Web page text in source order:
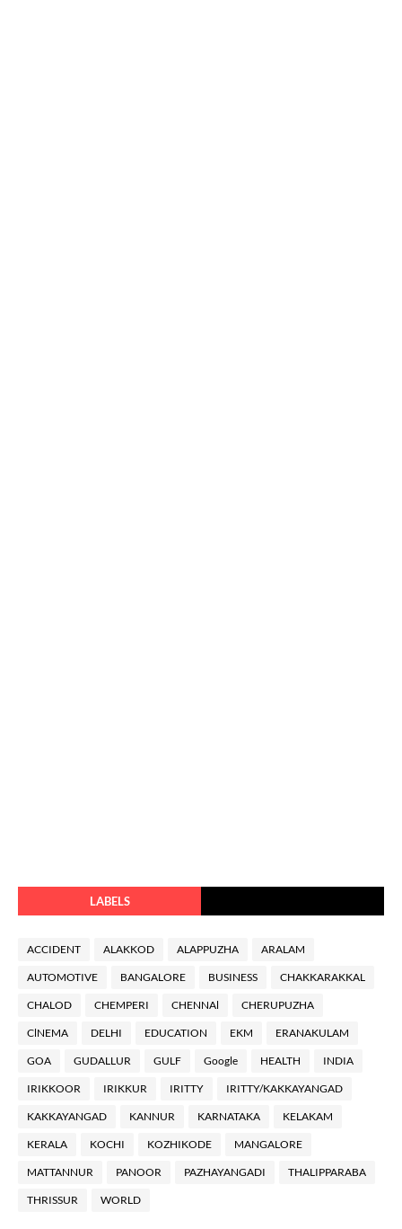
LABELS
ACCIDENT ALAKKOD ALAPPUZHA ARALAM
AUTOMOTIVE BANGALORE BUSINESS CHAKKARAKKAL
CHALOD CHEMPERI CHENNAl CHERUPUZHA
ClNEMA DELHI EDUCATION EKM ERANAKULAM
GOA GUDALLUR GULF Google HEALTH INDIA
IRIKKOOR IRIKKUR IRITTY IRITTY/KAKKAYANGAD
KAKKAYANGAD KANNUR KARNATAKA KELAKAM
KERALA KOCHI KOZHIKODE MANGALORE
MATTANNUR PANOOR PAZHAYANGADI THALIPPARABA
THRISSUR WORLD